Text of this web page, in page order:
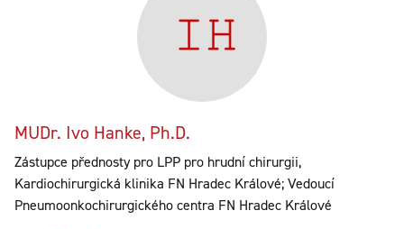
MUDr. Ivo Hanke, Ph.D.
Zástupce přednosty pro LPP pro hrudní chirurgii,
Kardiochirurgická klinika FN Hradec Králové; Vedoucí
Pneumoonkochirurgického centra FN Hradec Králové